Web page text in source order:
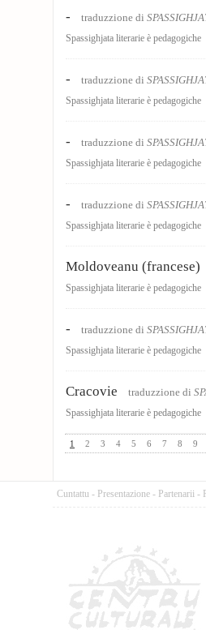
- traduzzione di
Spassighjata literarie è pedagogiche
- traduzzione di
Spassighjata literarie è pedagogiche
- traduzzione di
Spassighjata literarie è pedagogiche
- traduzzione di
Spassighjata literarie è pedagogiche
Moldoveanu (francese)
Spassighjata literarie è pedagogiche
- traduzzione di
Spassighjata literarie è pedagogiche
Cracovie traduzzione di
Spassighjata literarie è pedagogiche
1 2 3 4 5 6 7 8 9
Cuntattu - Presentazione - Partenarii -